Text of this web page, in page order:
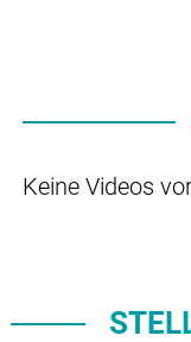
Keine Videos